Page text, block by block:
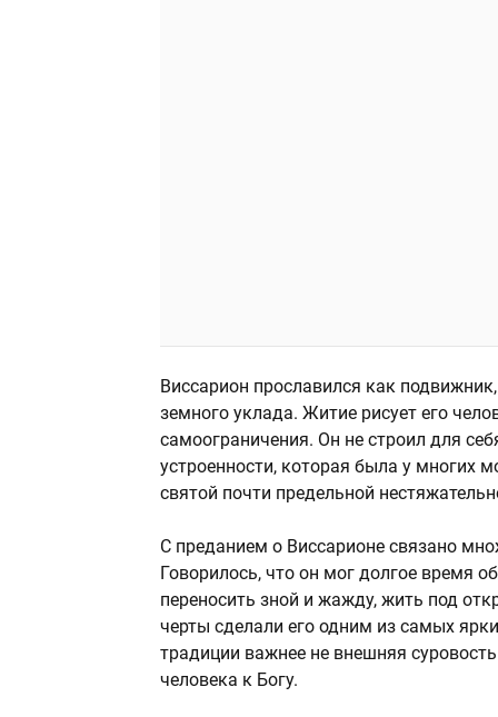
Виссарион прославился как
земного уклада. Житие рисует его
самоограничения. Он не строил для
устроенности, которая была у многих
святой почти предельной
С преданием о Виссарионе связано
Говорилось, что он мог долгое время
переносить зной и жажду, жить под
черты сделали его одним из самых
традиции важнее не внешняя
человека к Богу.